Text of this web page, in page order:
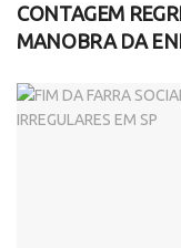
CONTAGEM
MANOBRA DA